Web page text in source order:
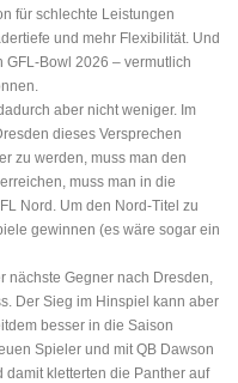
für schlechte Leistungen
und mehr Flexibilität. Und
Bowl 2026 – vermutlich
aber nicht weniger. Im
dieses Versprechen
zu werden, muss man den
muss man in die
Nord. Um den Nord-Titel zu
gewinnen (es wäre sogar ein
nächste Gegner nach Dresden,
Der Sieg im Hinspiel kann aber
besser in die Saison
Spieler und mit QB Dawson
kletterten die Panther auf